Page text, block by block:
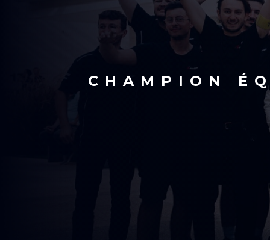
CHAMPION